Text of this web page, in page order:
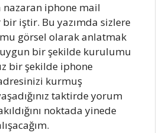
iphone mail
iştir. Bu yazımda sizlere
görsel olarak anlatmak
bir şekilde kurulumu
bir şekilde iphone
kurmuş
taktirde yorum
noktada yinede